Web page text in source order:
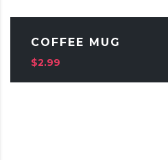
COFFEE MUG
$2.99